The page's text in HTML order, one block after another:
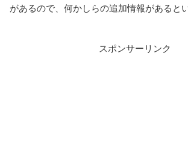
があるので、何かしらの追加情報があると
スポンサーリンク